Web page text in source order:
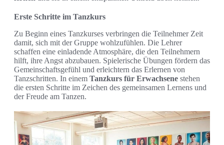
Erste Schritte im Tanzkurs
Zu Beginn eines Tanzkurses verbringen die Teilnehmer Zeit
damit, sich mit der Gruppe wohlzufühlen. Die Lehrer
schaffen eine einladende Atmosphäre, die den Teilnehmern
hilft, ihre Angst abzubauen. Spielerische Übungen fördern das
Gemeinschaftsgefühl und erleichtern das Erlernen von
Tanzschritten. In einem Tanzkurs für Erwachsene stehen
die ersten Schritte im Zeichen des gemeinsamen Lernens und
der Freude am Tanzen.